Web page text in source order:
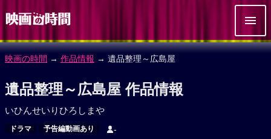
映画の時間 → 作品情報 → 遺品整理～広島屋
遺品整理～広島屋 作品情報
いひんせいりひろしまや
ドラマ 予告編動画あり -